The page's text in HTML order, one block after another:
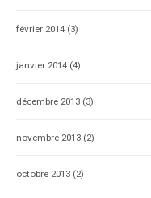
février 2014 (3)
janvier 2014 (4)
décembre 2013 (3)
novembre 2013 (2)
octobre 2013 (2)